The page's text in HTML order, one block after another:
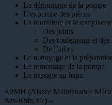
Le démontage de la pompe
L’expertise des pièces
La fourniture et le
Des joints
Des roulements et des
De l’arbre
Le nettoyage et la
Le remontage de la pompe
Le passage au banc
A2MH (Alsace Maintenance
Bas-Rhin, 67) –